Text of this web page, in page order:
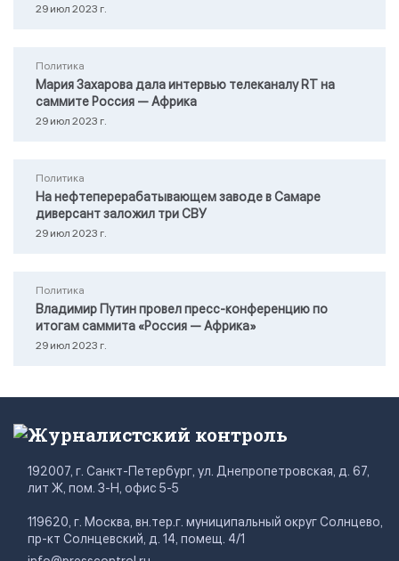
29 июл 2023 г.
Политика
Мария Захарова дала интервью телеканалу RТ на
саммите Россия — Африка
29 июл 2023 г.
Политика
На нефтеперерабатывающем заводе в Самаре
диверсант заложил три СВУ
29 июл 2023 г.
Политика
Владимир Путин провел пресс-конференцию по
итогам саммита «Россия — Африка»
29 июл 2023 г.
Журналистский контроль
192007, г. Санкт-Петербург, ул. Днепропетровская, д. 67,
лит Ж, пом. 3-Н, офис 5-5
119620, г. Москва, вн.тер.г. муниципальный округ Солнцево,
пр-кт Солнцевский, д. 14, помещ. 4/1